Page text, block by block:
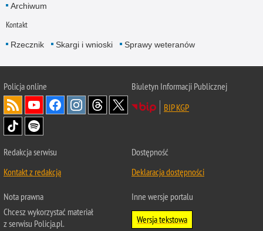
Archiwum
Kontakt
Rzecznik Skargi i wnioski Sprawy weteranów
Policjaonline
Biuletyn Informacji Publicznej
BIP KGP
Redakcja serwisu
Kontakt z redakcją
Dostępność
Deklaracja dostępności
Nota prawna
Chcesz wykorzystać materiał
z serwisu Policja.pl.
Inne wersje portalu
Wersja tekstowa